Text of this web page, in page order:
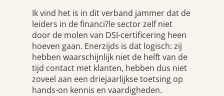
Ik vind het is in dit verband jammer dat de
leiders in de financi?le sector zelf niet
door de molen van DSI-certificering heen
hoeven gaan. Enerzijds is dat logisch: zij
hebben waarschijnlijk niet de helft van de
tijd contact met klanten, hebben dus niet
zoveel aan een driejaarlijkse toetsing op
hands-on kennis en vaardigheden.